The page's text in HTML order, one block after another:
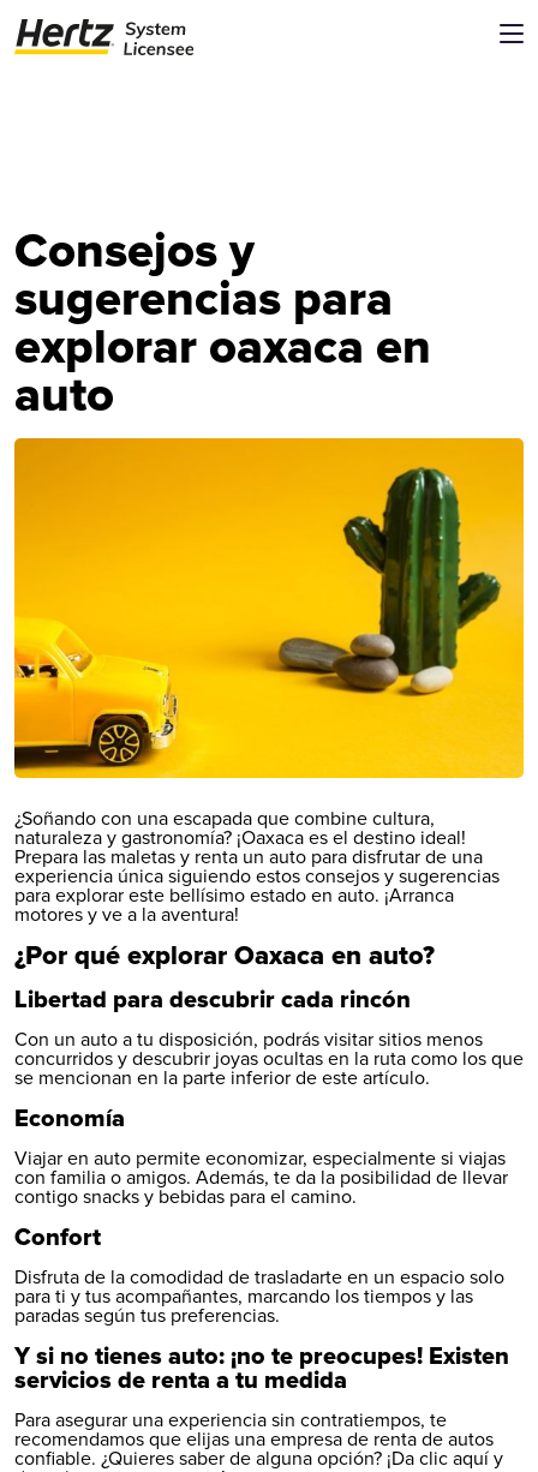
Consejos y
sugerencias para
explorar oaxaca en
auto
¿Soñando con una escapada que combine cultura,
naturaleza y gastronomía? ¡Oaxaca es el destino ideal!
Prepara las maletas y renta un auto para disfrutar de una
experiencia única siguiendo estos consejos y sugerencias
para explorar este bellísimo estado en auto. ¡Arranca
motores y ve a la aventura!
¿Por qué explorar Oaxaca en auto?
Libertad para descubrir cada rincón
Con un auto a tu disposición, podrás visitar sitios menos
concurridos y descubrir joyas ocultas en la ruta como los que
se mencionan en la parte inferior de este artículo.
Economía
Viajar en auto permite economizar, especialmente si viajas
con familia o amigos. Además, te da la posibilidad de llevar
contigo snacks y bebidas para el camino.
Confort
Disfruta de la comodidad de trasladarte en un espacio solo
para ti y tus acompañantes, marcando los tiempos y las
paradas según tus preferencias.
Y si no tienes auto: ¡no te preocupes! Existen
servicios de renta a tu medida
Para asegurar una experiencia sin contratiempos, te
recomendamos que elijas una empresa de renta de autos
confiable. ¿Quieres saber de alguna opción? ¡Da clic aquí y